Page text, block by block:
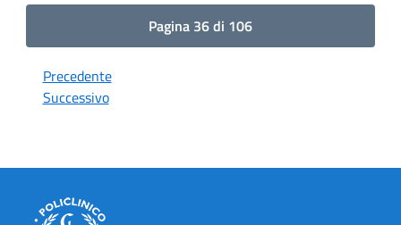
Pagina 36 di 106
Precedente
Successivo